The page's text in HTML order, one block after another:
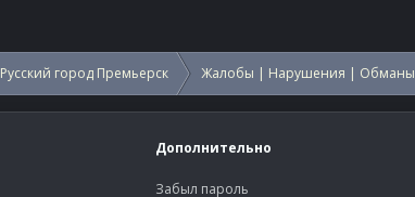
город Премьерск Жалобы | Нарушения | Обманы
Дополнительно
Забыл пароль